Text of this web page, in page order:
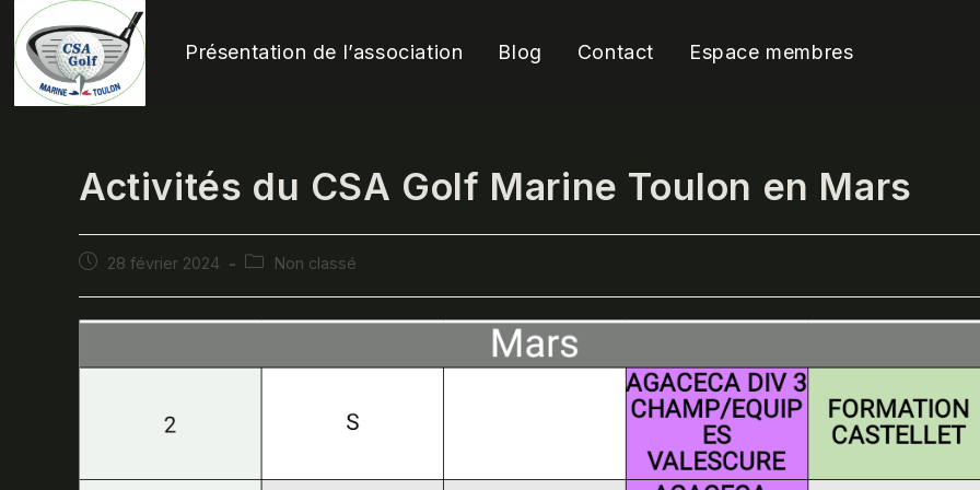
content
Présentation de l’association Blog Contact Espace membres
Activités du CSA Golf Marine Toulon en Mars
Publication
28 février 2024
Post Non classé